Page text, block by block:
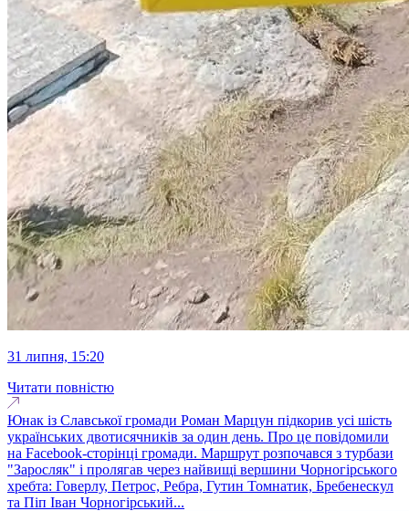
31 липня, 15:20
Читати повністю
Юнак із Славської громади Роман Марцун підкорив усі шість
українських двотисячників за один день. Про це повідомили
на Facebook-сторінці громади. Маршрут розпочався з турбази
"Заросляк" і пролягав через найвищі вершини Чорногірського
хребта: Говерлу, Петрос, Ребра, Гутин Томнатик, Бребенескул
та Піп Іван Чорногірський...